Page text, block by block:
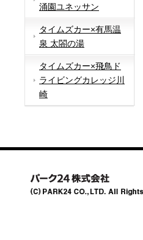
涌園ユネッサン
タイムズカー×有馬温
泉 太閤の湯
タイムズカー×飛鳥ド
ライビングカレッジ川
崎